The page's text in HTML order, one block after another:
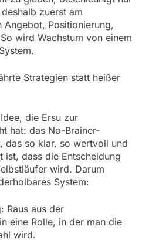
zuerst am
Angebot, Positionierung,
wird Wachstum von einem
Strategien statt heißer
die Ersu zur
hat: das No-Brainer-
das so klar, so wertvoll und
dass die Entscheidung
wird. Darum
System:
Raus aus der
eine Rolle, in der man die
wird.